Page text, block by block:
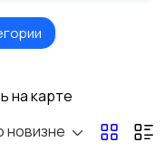
центры
на карте
новизне